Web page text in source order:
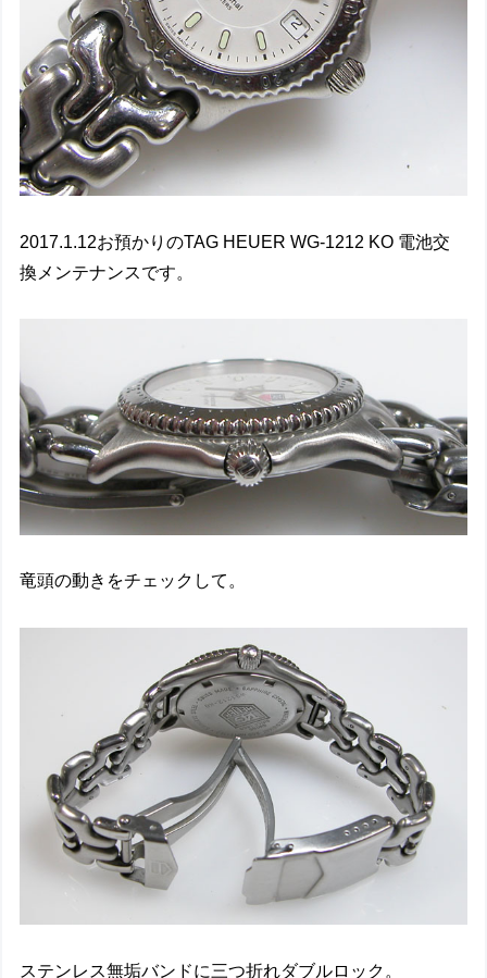
2017.1.12お預かりのTAG HEUER WG-1212 KO 電池交
換メンテナンスです。
竜頭の動きをチェックして。
ステンレス無垢バンドに三つ折れダブルロック。